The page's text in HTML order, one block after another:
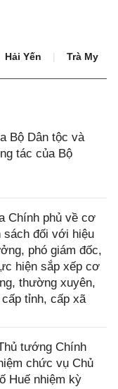
Hải Yến | Trà My
Bộ Dân tộc và
tác của Bộ
Chính phủ về cơ
đối với hiệu
phó giám đốc,
hiện sắp xếp cơ
thường xuyên,
tỉnh, cấp xã
tướng Chính
chức vụ Chủ
Huế nhiệm kỳ